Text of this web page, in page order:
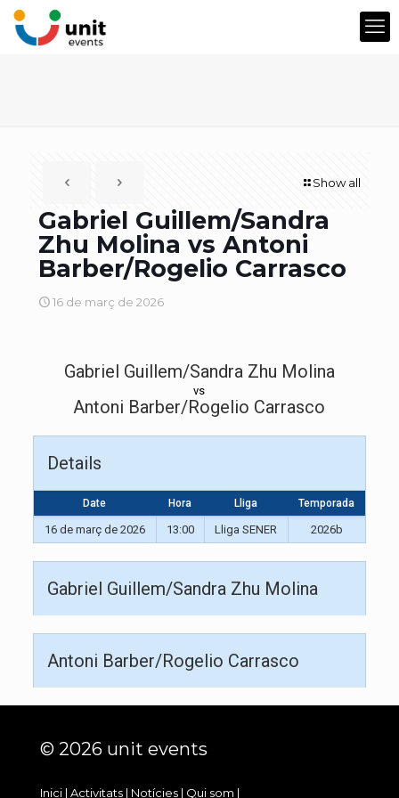
Show all
Gabriel Guillem/Sandra
Zhu Molina vs Antoni
Barber/Rogelio Carrasco
16 de març de 2026
Gabriel Guillem/Sandra Zhu Molina
vs
Antoni Barber/Rogelio Carrasco
Details
Date Hora Lliga Temporada
16 de març de 2026 13:00 Lliga SENER 2026b
Gabriel Guillem/Sandra Zhu Molina
Antoni Barber/Rogelio Carrasco
© 2026 unit events
Inici | Activitats | Notícies | Qui som |